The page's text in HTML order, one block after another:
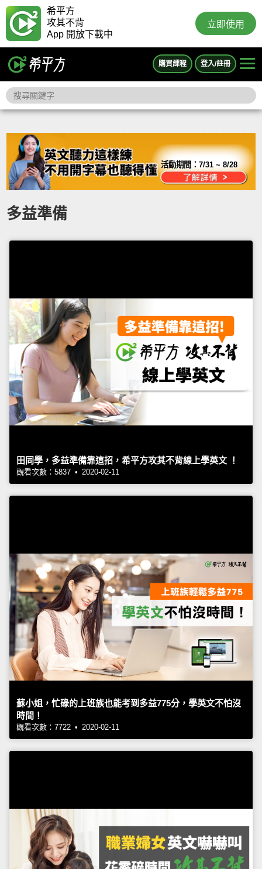
希平方
攻其不背
App 開放下載中
立即使用
購買課程 登入/註冊
活動期間：7/31 ~ 8/28
多益準備
田同學，多益準備靠這招，希平方攻其不背線上學英文 ！
觀看次數：5837 • 2020-02-11
蘇小姐，忙碌的上班族也能考到多益775分，學英文不怕沒
時間！
觀看次數：7722 • 2020-02-11